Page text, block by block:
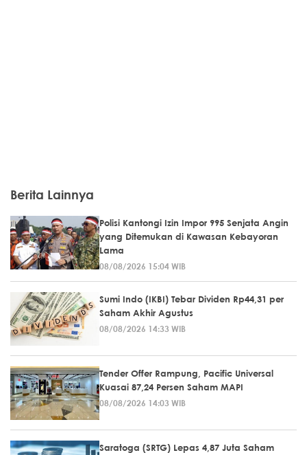
Berita Lainnya
Polisi Kantongi Izin Impor 995 Senjata Angin
yang Ditemukan di Kawasan Kebayoran
Lama
08/08/2026 15:04 WIB
Sumi Indo (IKBI) Tebar Dividen Rp44,31 per
Saham Akhir Agustus
08/08/2026 14:33 WIB
Tender Offer Rampung, Pacific Universal
Kuasai 87,24 Persen Saham MAPI
08/08/2026 14:03 WIB
Saratoga (SRTG) Lepas 4,87 Juta Saham